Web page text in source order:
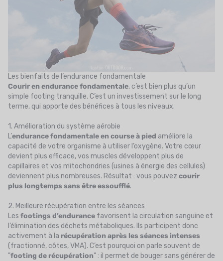
Les bienfaits de l’endurance fondamentale
Courir en endurance fondamentale, c’est bien plus qu’un
simple footing tranquille. C’est un investissement sur le long
terme, qui apporte des bénéfices à tous les niveaux.
1. Amélioration du système aérobie
L’endurance fondamentale en course à pied améliore la
capacité de votre organisme à utiliser l’oxygène. Votre cœur
devient plus efficace, vos muscles développent plus de
capillaires et vos mitochondries (usines à énergie des cellules)
deviennent plus nombreuses. Résultat : vous pouvez courir
plus longtemps sans être essoufflé.
2. Meilleure récupération entre les séances
Les footings d’endurance favorisent la circulation sanguine et
l’élimination des déchets métaboliques. Ils participent donc
activement à la récupération après les séances intenses
(fractionné, côtes, VMA). C’est pourquoi on parle souvent de
"footing de récupération" : il permet de bouger sans générer de